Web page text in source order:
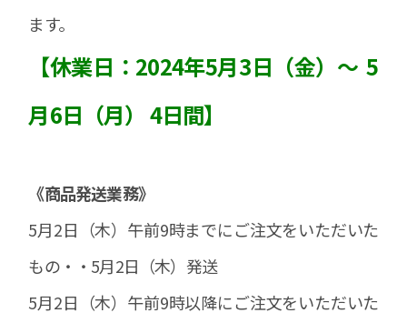
ます。
【休業日：2024年5月3日（金）～ 5
月6日（月） 4日間】
《商品発送業務》
5月2日（木）午前9時までにご注文をいただいた
もの・・5月2日（木）発送
5月2日（木）午前9時以降にご注文をいただいた